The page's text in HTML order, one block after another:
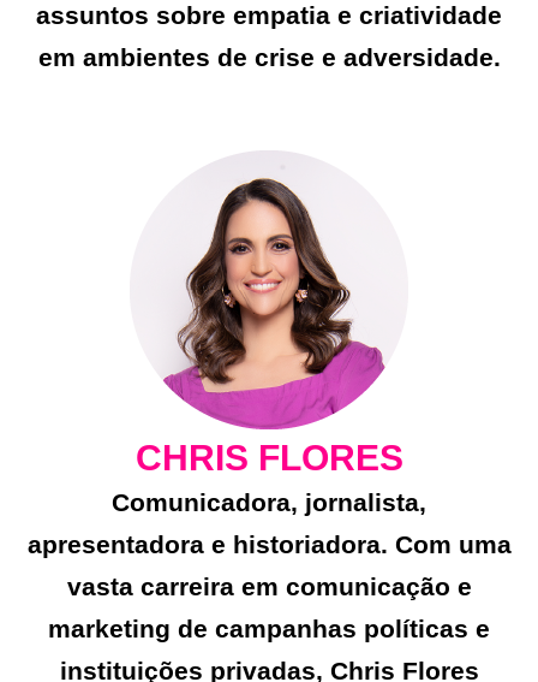
assuntos sobre empatia e criatividade
em ambientes de crise e adversidade.
CHRIS FLORES
Comunicadora, jornalista,
apresentadora e historiadora. Com uma
vasta carreira em comunicação e
marketing de campanhas políticas e
instituições privadas, Chris Flores